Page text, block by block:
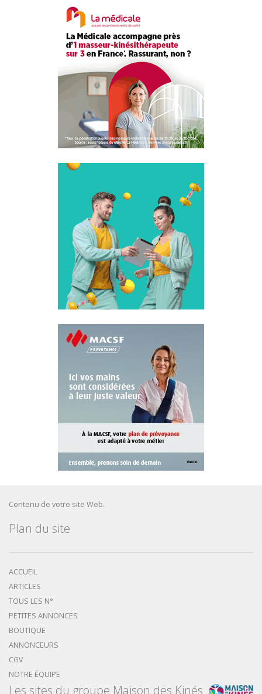
Contenu de votre site Web.
Plan du site
ACCUEIL
ARTICLES
TOUS LES N°
PETITES ANNONCES
BOUTIQUE
ANNONCEURS
CGV
NOTRE ÉQUIPE
Les sites du groupe Maison des Kinés